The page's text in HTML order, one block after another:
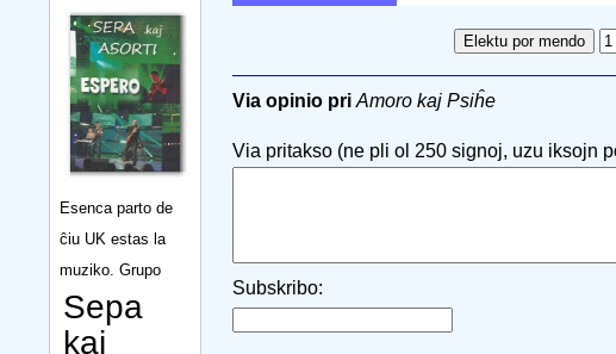
Esenca parto de
ĉiu UK estas la
muziko. Grupo
Sepa
kaj
Via opinio pri Amoro kaj Psiĥe
Via pritakso (ne pli ol 250 signoj, uzu iksojn
Subskribo: